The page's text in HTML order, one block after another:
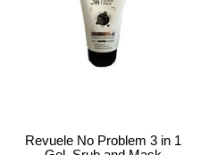
Revuele No Problem 3 in 1